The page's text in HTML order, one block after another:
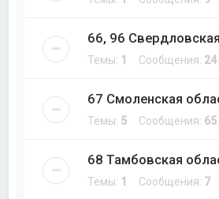
66, 96
Темы: 1 Сообщения: 24
67 Смоленская
Темы: 5 Сообщения: 65
68 Тамбовская
Темы: 1 Сообщения: 7